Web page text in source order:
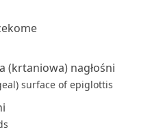
(krtaniowa) nagłośni
surface of epiglottis